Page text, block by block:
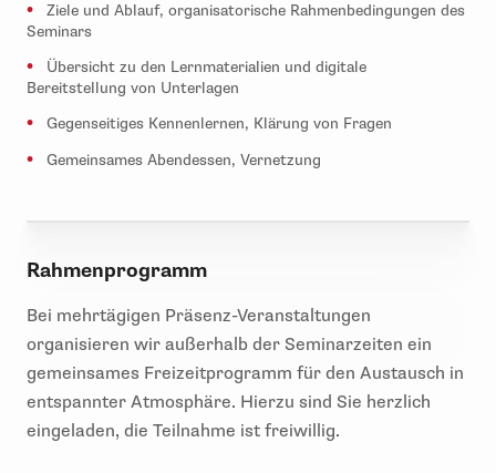
Ziele und Ablauf, organisatorische Rahmenbedingungen des
Seminars
Übersicht zu den Lernmaterialien und digitale
Bereitstellung von Unterlagen
Gegenseitiges Kennenlernen, Klärung von Fragen
Gemeinsames Abendessen, Vernetzung
Rahmenprogramm
Bei mehrtägigen Präsenz-Veranstaltungen
organisieren wir außerhalb der Seminarzeiten ein
gemeinsames Freizeitprogramm für den Austausch in
entspannter Atmosphäre. Hierzu sind Sie herzlich
eingeladen, die Teilnahme ist freiwillig.